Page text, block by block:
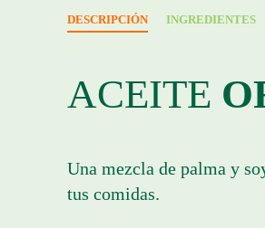
DESCRIPCIÓN INGREDIENTES
ACEITE
Una mezcla de palma y
tus comidas.